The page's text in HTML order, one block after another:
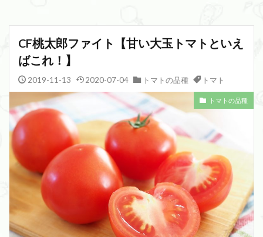
CF桃太郎ファイト【甘い大玉トマトといえ
ばこれ！】
2019-11-13 2020-07-04 トマトの品種 トマト
トマトの品種